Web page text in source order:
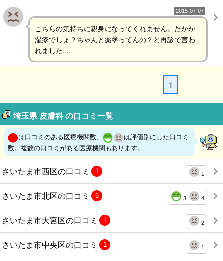
2015-07-07
こちらの気持ちに親身になってくれません。たかが
湿疹でしょ？ちゃんと薬塗ってんの？と再診で言わ
れました....
1
埼玉県 皮膚科 の口コミ一覧
は口コミのある医療機関数、
は評価別にした口コミ
数。複数の口コミがある医療機関もあります。
さいたま市西区の口コミ 1
1
さいたま市北区の口コミ 3 4
6
さいたま市大宮区の口コミ 2
1
さいたま市中央区の口コミ 1
1